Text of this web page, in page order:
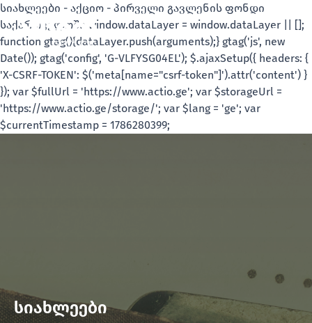
სიახლეები